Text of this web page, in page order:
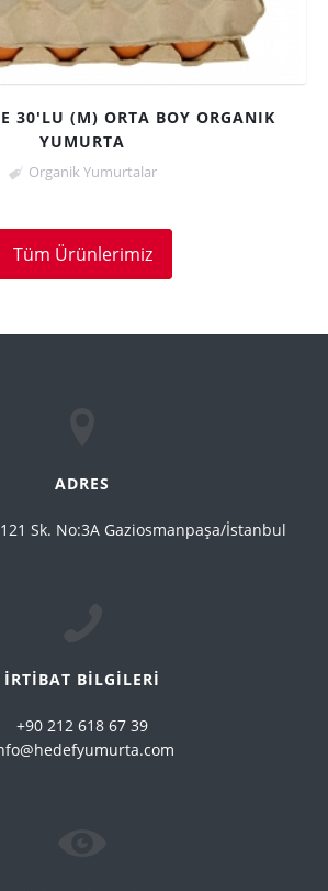
30'LU (M) ORTA BOY ORGANIK
YUMURTA
Organik Yumurtalar
Tüm Ürünlerimiz
ADRES
Sk. No:3A Gaziosmanpaşa/İstanbul
İRTİBAT BİLGİLERİ
+90 212 618 67 39